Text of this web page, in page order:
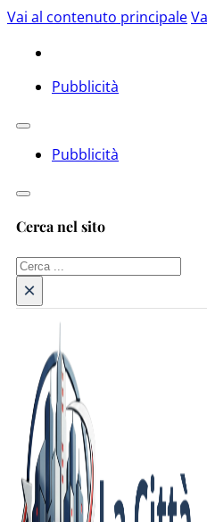
Vai al contenuto principale
Pubblicità
Pubblicità
Cerca nel sito
Cerca
×